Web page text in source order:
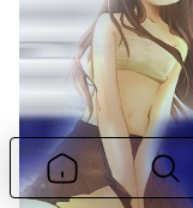
наткнулся на
студии Stage
похожа на ту, что
чтения
параллелей.